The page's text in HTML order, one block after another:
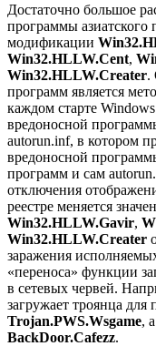
Достаточно большое
программы
модификации
Win32.HLLW.Cent,
Win32.HLLW.Creater.
программ является
каждом старте
вредоносной
autorun.inf, в котором
вредоносной
программ и сам
отключения
реестре меняется
Win32.HLLW.Gavir,
Win32.HLLW.Creater
заражения
«переноса» функции
в сетевых червей.
загружает троянца
Trojan.PWS.Wsgame,
BackDoor.Cafezz.